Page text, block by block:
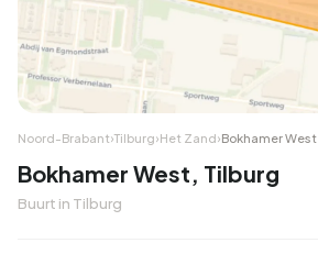
Noord-Brabant›Tilburg›Het Zand›Bokhamer West
Bokhamer West, Tilburg
Buurt in Tilburg